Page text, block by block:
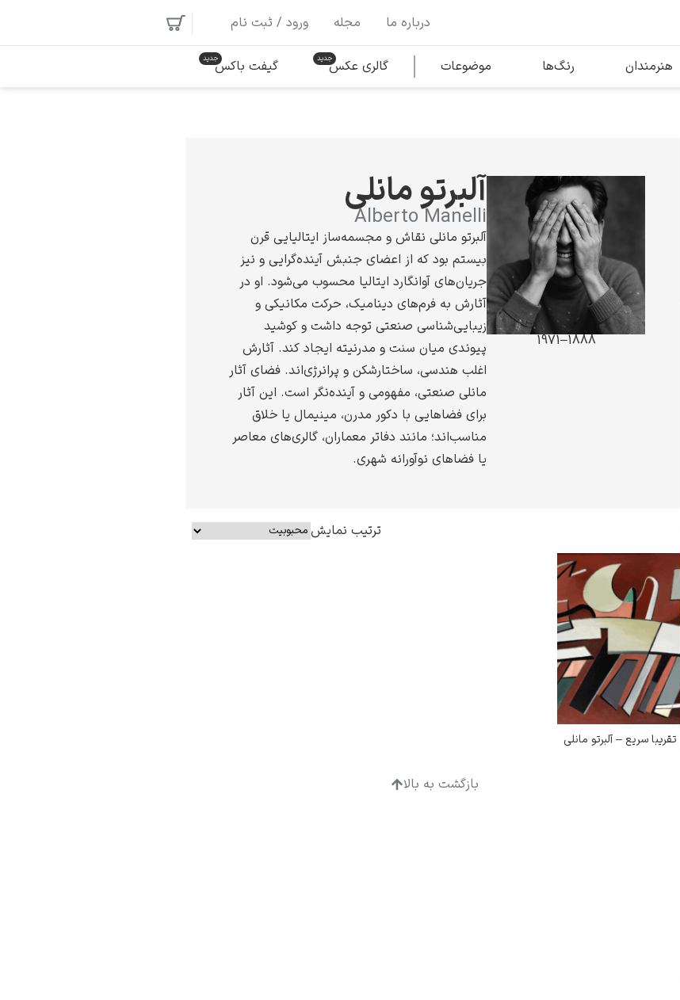
محبوب‌ترین هنرمندان
ونسان ون گوگ
کامی پیسارو
ادوارد هاپر
درباره ما مجله ورود / ثبت نام
هنرمندان رنگ‌ها موضوعات گالری عکس گیفت باکس
1888–1971
آلبرتو مانلی
Alberto Manelli
آلبرتو مانلی نقاش و مجسمه‌ساز ایتالیایی قرن
بیستم بود که از اعضای جنبش آینده‌گرایی و نیز
جریان‌های آوانگارد ایتالیا محسوب می‌شود. او در
آثارش به فرم‌های دینامیک، حرکت مکانیکی و
زیبایی‌شناسی صنعتی توجه داشت و کوشید
پیوندی میان سنت و مدرنیته ایجاد کند. آثارش
اغلب هندسی، ساختارشکن و پرانرژی‌اند. فضای آثار
مانلی صنعتی، مفهومی و آینده‌نگر است. این آثار
برای فضاهایی با دکور مدرن، مینیمال یا خلاق
مناسب‌اند؛ مانند دفاتر معماران، گالری‌های معاصر
یا فضاهای نوآورانه شهری.
ترتیب نمایش
تقریبا سریع – آلبرتو مانلی
بازگشت به بالا